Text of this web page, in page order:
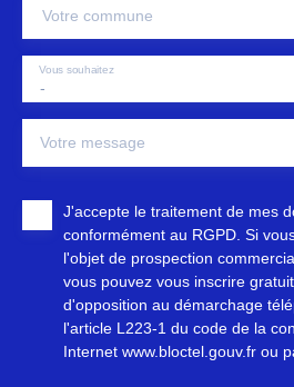
Votre commune
-
Vous souhaitez
Votre message
J'accepte le traitement de mes
conformément au RGPD. Si
l'objet de prospection
vous pouvez vous inscrire
d'opposition au démarchage
l'article L223-1 du code de la
Internet www.bloctel.gouv.fr ou